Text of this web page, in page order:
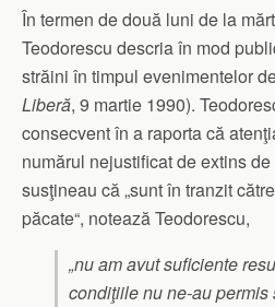
În termen de două luni de la
Teodorescu descria în mod
străini în timpul evenimentelor
Liberă, 9 martie 1990).
consecvent în a raporta că
numărul nejustificat de extins
susţineau că „sunt în tranzit
păcate“, notează Teodorescu,
„nu am avut suficiente
condiţiile nu ne-au permis